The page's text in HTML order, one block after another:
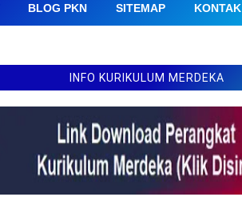
BLOG PKN SITEMAP KONTAK
INFO KURIKULUM MERDEKA